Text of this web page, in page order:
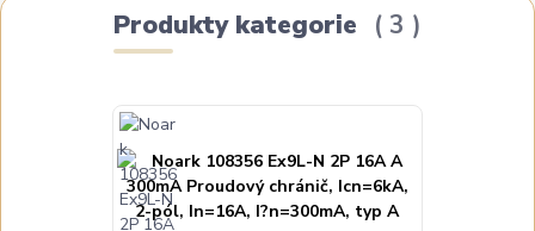
Produkty kategorie 3